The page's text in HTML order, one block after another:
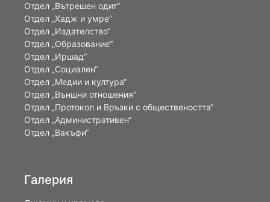
Отдел „Вътрешен одит“
Отдел „Хадж и умре“
Отдел „Издателство“
Отдел „Образование“
Отдел „Иршад“
Отдел „Социален“
Отдел „Медии и култура“
Отдел „Външни отношения”
Oтдел „Протокол и Връзки с обществеността“
Отдел „Административен“
Отдел „Вакъфи“
Галерия